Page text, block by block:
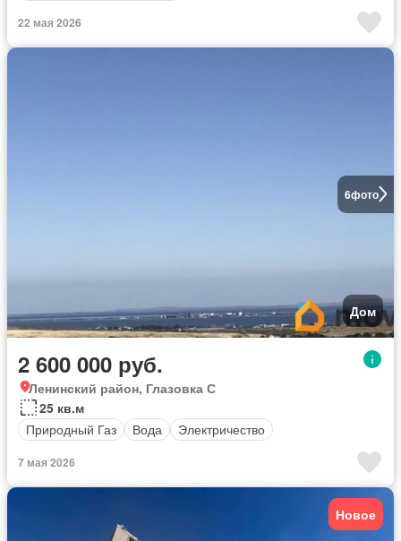
22 мая 2026
6фото
Дом
2 600 000 руб.
Ленинский район, Глазовка С
25 кв.м
Природный Газ
Вода Электричество
7 мая 2026
Новое